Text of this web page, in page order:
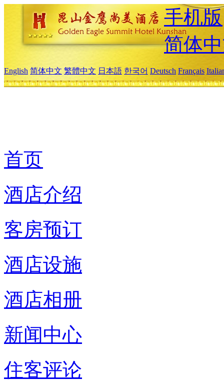
手机版
简体
English 简体中文 繁體中文 日本語 한국어 Deutsch Français
首页
酒店介绍
客房预订
酒店设施
酒店相册
新闻中心
住客评论